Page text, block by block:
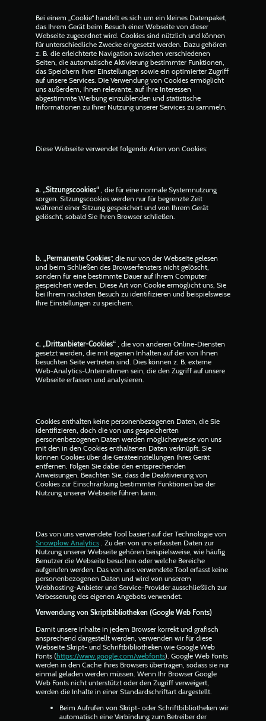
Bei einem „Cookie“ handelt es sich um ein kleines Datenpaket,
das Ihrem Gerät beim Besuch einer Webseite von dieser
Webseite zugeordnet wird. Cookies sind nützlich und können
für unterschiedliche Zwecke eingesetzt werden. Dazu gehören
z. B. die erleichterte Navigation zwischen verschiedenen
Seiten, die automatische Aktivierung bestimmter Funktionen,
das Speichern Ihrer Einstellungen sowie ein optimierter Zugriff
auf unsere Services. Die Verwendung von Cookies ermöglicht
uns außerdem, Ihnen relevante, auf Ihre Interessen
abgestimmte Werbung einzublenden und statistische
Informationen zu Ihrer Nutzung unserer Services zu sammeln.
Diese Webseite verwendet folgende Arten von Cookies:
a. „Sitzungscookies“ , die für eine normale Systemnutzung
sorgen. Sitzungscookies werden nur für begrenzte Zeit
während einer Sitzung gespeichert und von Ihrem Gerät
gelöscht, sobald Sie Ihren Browser schließen.
b. „Permanente Cookies“, die nur von der Webseite gelesen
und beim Schließen des Browserfensters nicht gelöscht,
sondern für eine bestimmte Dauer auf Ihrem Computer
gespeichert werden. Diese Art von Cookie ermöglicht uns, Sie
bei Ihrem nächsten Besuch zu identifizieren und beispielsweise
Ihre Einstellungen zu speichern.
c. „Drittanbieter-Cookies“ , die von anderen Online-Diensten
gesetzt werden, die mit eigenen Inhalten auf der von Ihnen
besuchten Seite vertreten sind. Dies können z. B. externe
Web-Analytics-Unternehmen sein, die den Zugriff auf unsere
Webseite erfassen und analysieren.
Cookies enthalten keine personenbezogenen Daten, die Sie
identifizieren, doch die von uns gespeicherten
personenbezogenen Daten werden möglicherweise von uns
mit den in den Cookies enthaltenen Daten verknüpft. Sie
können Cookies über die Geräteeinstellungen Ihres Gerät
entfernen. Folgen Sie dabei den entsprechenden
Anweisungen. Beachten Sie, dass die Deaktivierung von
Cookies zur Einschränkung bestimmter Funktionen bei der
Nutzung unserer Webseite führen kann.
Das von uns verwendete Tool basiert auf der Technologie von
Snowplow Analytics . Zu den von uns erfassten Daten zur
Nutzung unserer Webseite gehören beispielsweise, wie häufig
Benutzer die Webseite besuchen oder welche Bereiche
aufgerufen werden. Das von uns verwendete Tool erfasst keine
personenbezogenen Daten und wird von unserem
Webhosting-Anbieter und Service-Provider ausschließlich zur
Verbesserung des eigenen Angebots verwendet.
Verwendung von Skriptbibliotheken (Google Web Fonts)
Damit unsere Inhalte in jedem Browser korrekt und grafisch
ansprechend dargestellt werden, verwenden wir für diese
Webseite Skript- und Schriftbibliotheken wie Google Web
Fonts (https://www.google.com/webfonts). Google Web Fonts
werden in den Cache Ihres Browsers übertragen, sodass sie nur
einmal geladen werden müssen. Wenn Ihr Browser Google
Web Fonts nicht unterstützt oder den Zugriff verweigert,
werden die Inhalte in einer Standardschriftart dargestellt.
Beim Aufrufen von Skript- oder Schriftbibliotheken wir
automatisch eine Verbindung zum Betreiber der